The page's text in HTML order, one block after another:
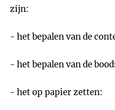
zijn:
- het bepalen van de
- het bepalen van de
- het op papier zetten: